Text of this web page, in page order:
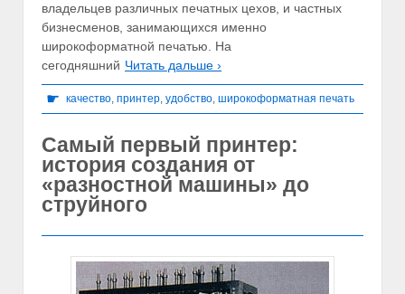
владельцев различных печатных цехов, и частных
бизнесменов, занимающихся именно
широкоформатной печатью. На
сегодняшний Читать дальше ›
☛ качество, принтер, удобство, широкоформатная печать
Самый первый принтер:
история создания от
«разностной машины» до
струйного